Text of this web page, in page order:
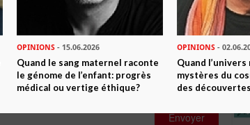
Envoyer
OPINIONS - 15.06.2026
Quand le sang maternel raconte
le génome de l’enfant: progrès
médical ou vertige éthique?
OPINIONS-
Quand
mystères du
des